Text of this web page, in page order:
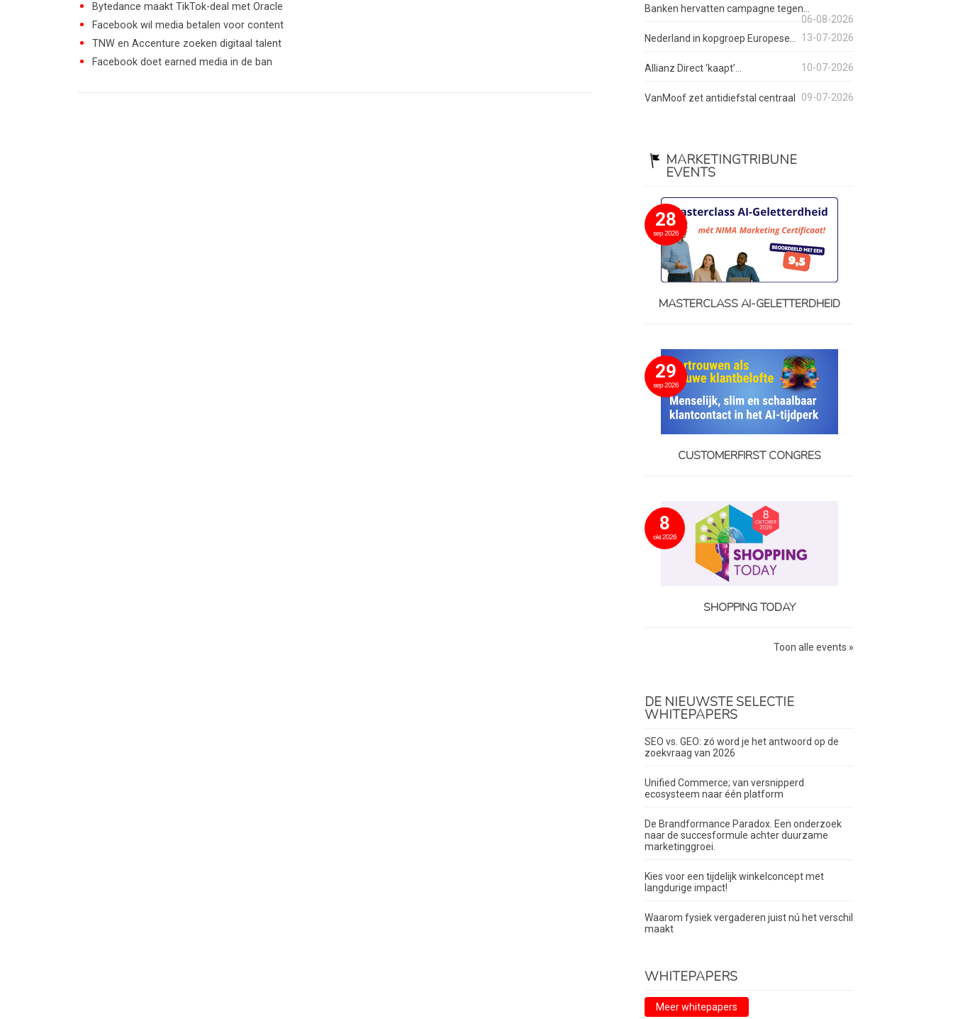
Bytedance maakt TikTok-deal met Oracle
Facebook wil media betalen voor content
TNW en Accenture zoeken digitaal talent
Facebook doet earned media in de ban
Banken hervatten campagne tegen...
06-08-2026
Nederland in kopgroep Europese...
13-07-2026
Allianz Direct ‘kaapt’... 10-07-2026
VanMoof zet antidiefstal centraal 09-07-2026
MARKETINGTRIBUNE
EVENTS
28
sep 2026
MASTERCLASS AI-GELETTERDHEID
29
sep 2026
CUSTOMERFIRST CONGRES
8
okt 2026
SHOPPING TODAY
Toon alle events »
DE NIEUWSTE SELECTIE
WHITEPAPERS
SEO vs. GEO: zó word je het antwoord op de
zoekvraag van 2026
Unified Commerce; van versnipperd
ecosysteem naar één platform
De Brandformance Paradox. Een onderzoek
naar de succesformule achter duurzame
marketinggroei.
Kies voor een tijdelijk winkelconcept met
langdurige impact!
Waarom fysiek vergaderen juist nú het verschil
maakt
WHITEPAPERS
Meer whitepapers